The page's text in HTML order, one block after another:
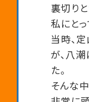
裏切り
私にと
当時、
が、八
た。
そんな